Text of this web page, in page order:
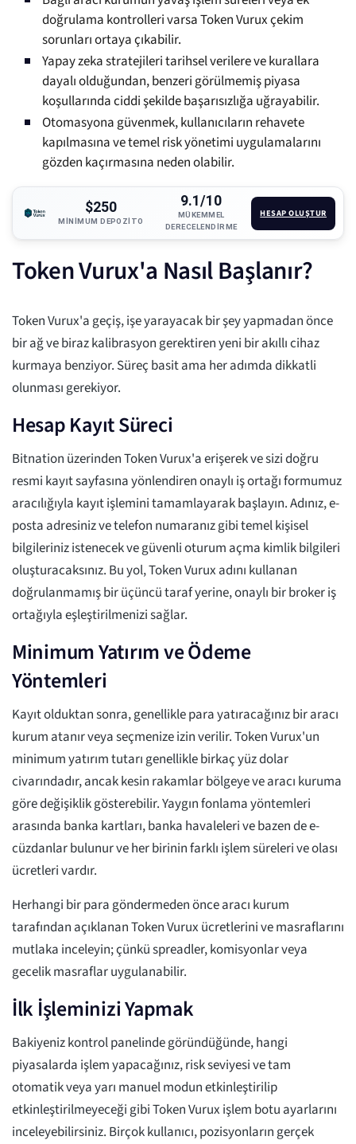
doğrulama kontrolleri varsa Token Vurux çekim
sorunları ortaya çıkabilir.
Yapay zeka stratejileri tarihsel verilere ve kurallara
dayalı olduğundan, benzeri görülmemiş piyasa
koşullarında ciddi şekilde başarısızlığa uğrayabilir.
Otomasyona güvenmek, kullanıcıların rehavete
kapılmasına ve temel risk yönetimi uygulamalarını
gözden kaçırmasına neden olabilir.
$250
MINIMUM DEPOZITO
9.1/10
MÜKEMMEL
DERECELENDIRME
HESAP OLUŞTUR
Token Vurux'a Nasıl Başlanır?
Token Vurux'a geçiş, işe yarayacak bir şey yapmadan önce
bir ağ ve biraz kalibrasyon gerektiren yeni bir akıllı cihaz
kurmaya benziyor. Süreç basit ama her adımda dikkatli
olunması gerekiyor.
Hesap Kayıt Süreci
Bitnation üzerinden Token Vurux'a erişerek ve sizi doğru
resmi kayıt sayfasına yönlendiren onaylı iş ortağı formumuz
aracılığıyla kayıt işlemini tamamlayarak başlayın. Adınız, e-
posta adresiniz ve telefon numaranız gibi temel kişisel
bilgileriniz istenecek ve güvenli oturum açma kimlik bilgileri
oluşturacaksınız. Bu yol, Token Vurux adını kullanan
doğrulanmamış bir üçüncü taraf yerine, onaylı bir broker iş
ortağıyla eşleştirilmenizi sağlar.
Minimum Yatırım ve Ödeme
Yöntemleri
Kayıt olduktan sonra, genellikle para yatıracağınız bir aracı
kurum atanır veya seçmenize izin verilir. Token Vurux'un
minimum yatırım tutarı genellikle birkaç yüz dolar
civarındadır, ancak kesin rakamlar bölgeye ve aracı kuruma
göre değişiklik gösterebilir. Yaygın fonlama yöntemleri
arasında banka kartları, banka havaleleri ve bazen de e-
cüzdanlar bulunur ve her birinin farklı işlem süreleri ve olası
ücretleri vardır.
Herhangi bir para göndermeden önce aracı kurum
tarafından açıklanan Token Vurux ücretlerini ve masraflarını
mutlaka inceleyin; çünkü spreadler, komisyonlar veya
gecelik masraflar uygulanabilir.
İlk İşleminizi Yapmak
Bakiyeniz kontrol panelinde göründüğünde, hangi
piyasalarda işlem yapacağınız, risk seviyesi ve tam
otomatik veya yarı manuel modun etkinleştirilip
etkinleştirilmeyeceği gibi Token Vurux işlem botu ayarlarını
inceleyebilirsiniz. Birçok kullanıcı, pozisyonların gerçek